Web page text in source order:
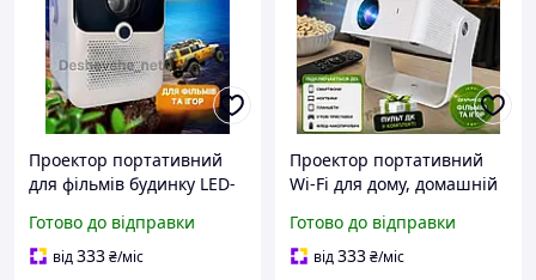
Проектор портативний
для фільмів будинку LED-
домашнього кінотеатру
Готово до відправки
від333₴/міс
Проектор портативний
Wi-Fi для дому, домашній
дитячий мультимедійний
мініпроектор
Готово до відправки
від333₴/міс